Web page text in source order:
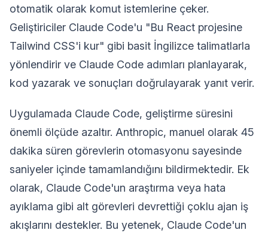
otomatik olarak komut istemlerine çeker.
Geliştiriciler Claude Code'u "Bu React projesine
Tailwind CSS'i kur" gibi basit İngilizce talimatlarla
yönlendirir ve Claude Code adımları planlayarak,
kod yazarak ve sonuçları doğrulayarak yanıt verir.
Uygulamada Claude Code, geliştirme süresini
önemli ölçüde azaltır. Anthropic, manuel olarak 45
dakika süren görevlerin otomasyonu sayesinde
saniyeler içinde tamamlandığını bildirmektedir. Ek
olarak, Claude Code'un araştırma veya hata
ayıklama gibi alt görevleri devrettiği çoklu ajan iş
akışlarını destekler. Bu yetenek, Claude Code'un